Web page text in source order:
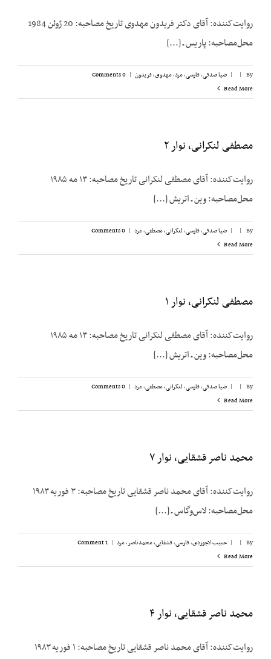
روایت‌کننده: آقای دکتر فریدون مهدوی تاریخ مصاحبه: 20 ژوئن 1984
محل‌مصاحبه: پاریس ـ [...]
By
|
| ضیا صدقی,فارسی,مرد,مهدوی، فریدون |
0 Comments
Read More
مصطفی لنکرانی، نوار ۲
روایت‌کننده: آقای مصطفی لنکرانی تاریخ مصاحبه: ۱۳ مه ۱۹۸۵
محل‌مصاحبه: وین ـ اتریش [...]
By
|
| ضیا صدقی,فارسی,لنکرانی، مصطفی,مرد |
0 Comments
Read More
مصطفی لنکرانی، نوار ۱
روایت‌کننده: آقای مصطفی لنکرانی تاریخ مصاحبه: ۱۳ مه ۱۹۸۵
محل‌مصاحبه: وین ـ اتریش [...]
By
|
| ضیا صدقی,فارسی,لنکرانی، مصطفی,مرد |
0 Comments
Read More
محمد ناصر قشقایی، نوار ۷
روایت‌کننده: آقای محمد ناصر قشقایی تاریخ مصاحبه: ۳ فوریه ۱۹۸۳
محل‌مصاحبه: لاس‌وگاس ـ [...]
By
|
| حبیب لاجوردی,فارسی,قشقایی، محمدناصر,مرد |
1 Comment
Read More
محمد ناصر قشقایی، نوار ۴
روایت‌کننده: آقای محمد ناصر قشقایی تاریخ مصاحبه: ۱ فوریه ۱۹۸۳